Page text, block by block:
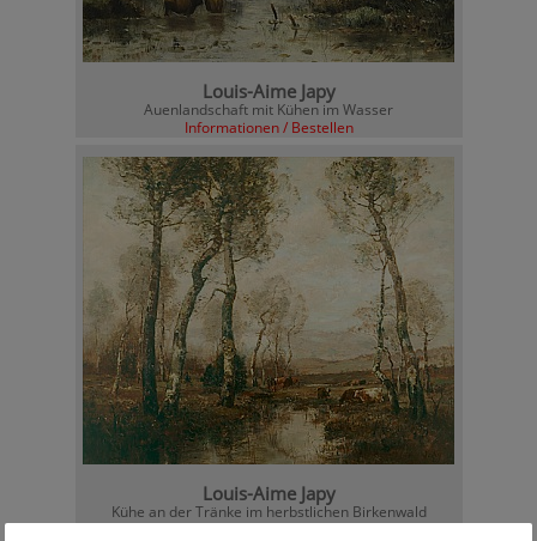
Louis-Aime Japy
Auenlandschaft mit Kühen im Wasser
Informationen / Bestellen
Louis-Aime Japy
Kühe an der Tränke im herbstlichen Birkenwald
Informationen / Bestellen